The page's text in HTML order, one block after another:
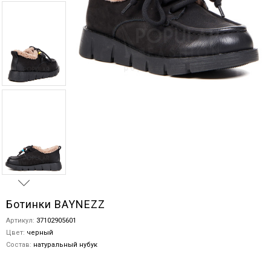
Ботинки BAYNEZZ
Артикул: 37102905601
Цвет: черный
Состав: натуральный нубук